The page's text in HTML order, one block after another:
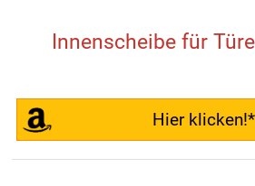
Innenscheibe für
Hier klicken!*